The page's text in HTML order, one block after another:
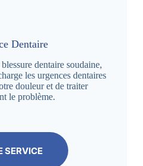
Dentaire
dentaire soudaine,
les urgences dentaires
douleur et de traiter
le problème.
SERVICE